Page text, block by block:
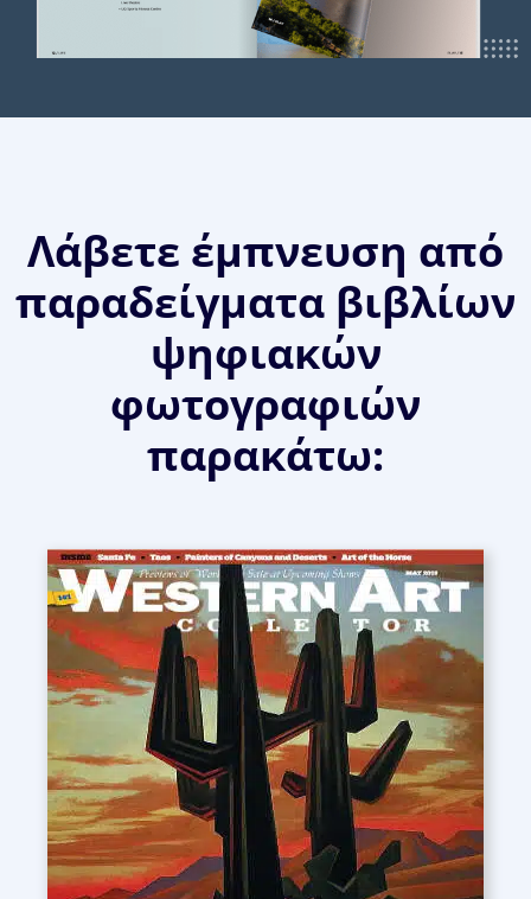
Λάβετε έμπνευση από
παραδείγματα βιβλίων
ψηφιακών
φωτογραφιών
παρακάτω: